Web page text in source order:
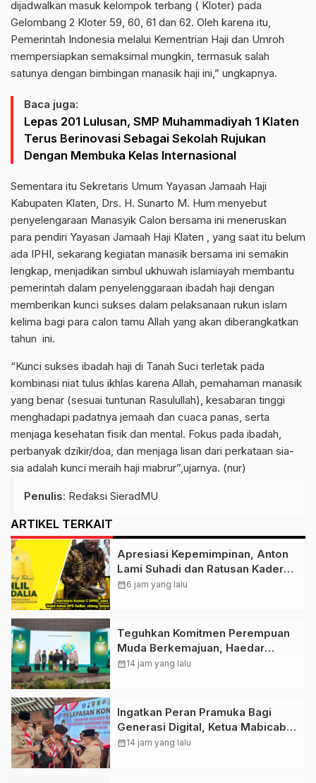
dijadwalkan masuk kelompok terbang ( Kloter) pada
Gelombang 2 Kloter 59, 60, 61 dan 62. Oleh karena itu,
Pemerintah Indonesia melalui Kementrian Haji dan Umroh
mempersiapkan semaksimal mungkin, termasuk salah
satunya dengan bimbingan manasik haji ini,” ungkapnya.
Baca juga:
Lepas 201 Lulusan, SMP Muhammadiyah 1 Klaten
Terus Berinovasi Sebagai Sekolah Rujukan
Dengan Membuka Kelas Internasional
Sementara itu Sekretaris Umum Yayasan Jamaah Haji
Kabupaten Klaten, Drs. H. Sunarto M. Hum menyebut
penyelengaraan Manasyik Calon bersama ini meneruskan
para pendiri Yayasan Jamaah Haji Klaten , yang saat itu belum
ada IPHI, sekarang kegiatan manasik bersama ini semakin
lengkap, menjadikan simbul ukhuwah islamiayah membantu
pemerintah dalam penyelenggaraan ibadah haji dengan
memberikan kunci sukses dalam pelaksanaan rukun islam
kelima bagi para calon tamu Allah yang akan diberangkatkan
tahun ini.
“Kunci sukses ibadah haji di Tanah Suci terletak pada
kombinasi niat tulus ikhlas karena Allah, pemahaman manasik
yang benar (sesuai tuntunan Rasulullah), kesabaran tinggi
menghadapi padatnya jemaah dan cuaca panas, serta
menjaga kesehatan fisik dan mental. Fokus pada ibadah,
perbanyak dzikir/doa, dan menjaga lisan dari perkataan sia-
sia adalah kunci meraih haji mabrur”,ujarnya. (nur)
Penulis: Redaksi SieradMU
ARTIKEL TERKAIT
Apresiasi Kepemimpinan, Anton
Lami Suhadi dan Ratusan Kader
Golkar Klaten Ikut Rayakan Ultah
calendar_month6 jam yang lalu
Teguhkan Komitmen Perempuan
Muda Berkemajuan, Haedar
Nashir Buka Muktamar ke-15
calendar_month14 jam yang lalu
Ingatkan Peran Pramuka Bagi
Generasi Digital, Ketua Mabicab
Gerakan Pramuka Klaten Lepas
calendar_month14 jam yang lalu